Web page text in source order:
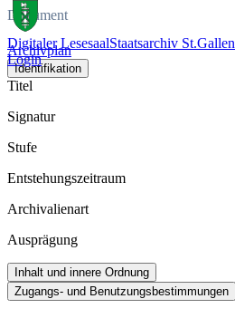
Digitaler LesesaalStaatsarchiv St.Gallen
Login
Dokument
Archivplan
Identifikation
Titel
Signatur
Stufe
Entstehungszeitraum
Archivalienart
Ausprägung
Inhalt und innere Ordnung
Zugangs- und Benutzungsbestimmungen